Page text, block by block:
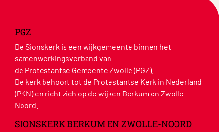
PGZ
De Sionskerk is een wijkgemeente binnen het
samenwerkingsverband van
de Protestantse Gemeente Zwolle (PGZ).
De kerk behoort tot de Protestantse Kerk in Nederland
(PKN) en richt zich op de wijken Berkum en Zwolle-
Noord.
SIONSKERK BERKUM EN ZWOLLE-NOORD